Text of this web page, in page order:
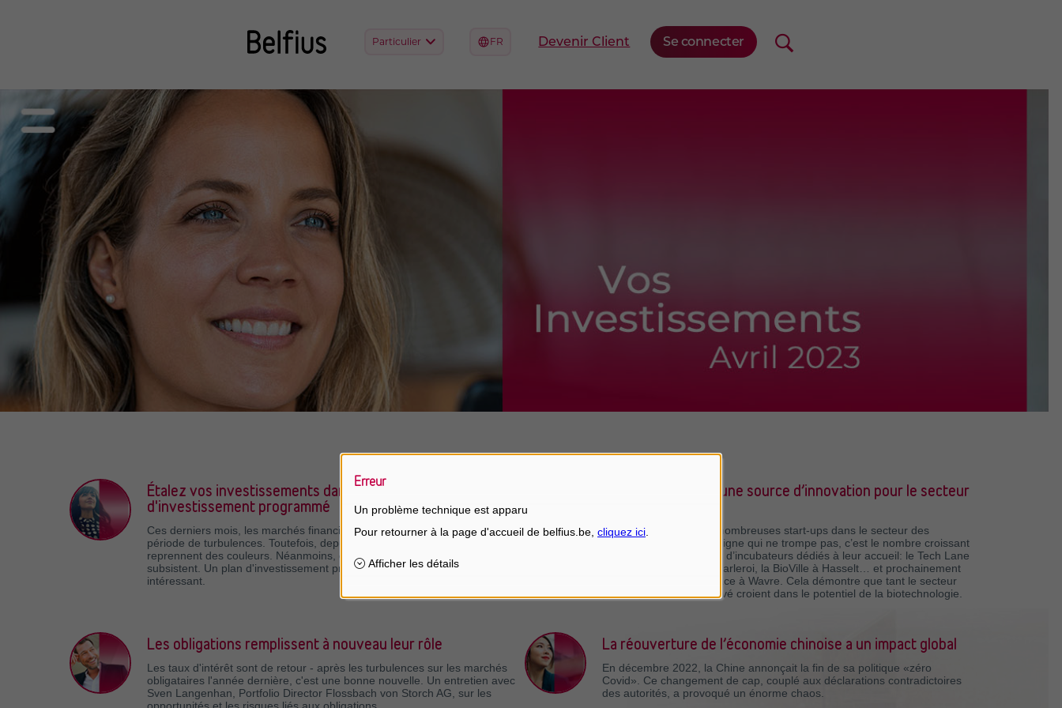
Étalez vos investissements dans le temps grâce à un plan
d'investissement programmé
Ces derniers mois, les marchés financiers ont à nouveau traversé une
période de turbulences. Toutefois, depuis octobre 2022, les bourses
reprennent des couleurs. Néanmoins, de nombreuses incertitudes
subsistent. Un plan d'investissement programmé peut alors s'avérer
intéressant.
Les obligations remplissent à nouveau leur rôle
Les taux d'intérêt sont de retour - après les turbulences sur les marchés
obligataires l'année dernière, c'est une bonne nouvelle. Un entretien avec
Sven Langenhan, Portfolio Director Flossbach von Storch AG, sur les
La biotechnologie: une source d’innovation pour le secteur
Notre pays regorge de nombreuses start-ups dans le secteur des
sciences du vivant. Un signe qui ne trompe pas, c’est le nombre croissant
de parcs scientifiques et d’incubateurs dédiés à leur accueil: le Tech Lane
à Gand, le BioPark à Charleroi, la BioVille à Hasselt… et prochainement
le futur Quantum Biospace à Wavre. Cela démontre que tant le secteur
public que le secteur privé croient dans le potentiel de la biotechnologie.
La réouverture de l’économie chinoise a un impact global
En décembre 2022, la Chine annonçait la fin de sa politique «zéro
Covid». Ce changement de cap, couplé aux déclarations contradictoires
des autorités, a provoqué un énorme chaos.
Erreur
Un problème technique est apparu